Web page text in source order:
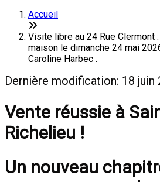
Accueil
Visite libre au 24 Rue Clermont
maison le dimanche 24 mai
Caroline Harbec .
Dernière modification: 18 juin
Vente réussie à
Richelieu !
Un nouveau